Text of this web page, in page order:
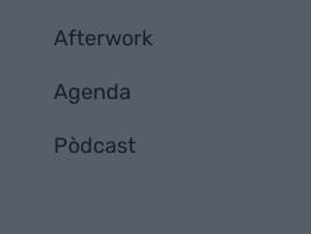
Afterwork
Agenda
Pòdcast